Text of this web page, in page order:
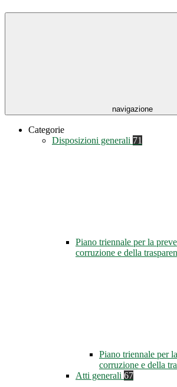
navigazione
Categorie
Disposizioni generali 71
Piano triennale per la
corruzione e della
Piano triennale per
corruzione e della
Atti generali 67